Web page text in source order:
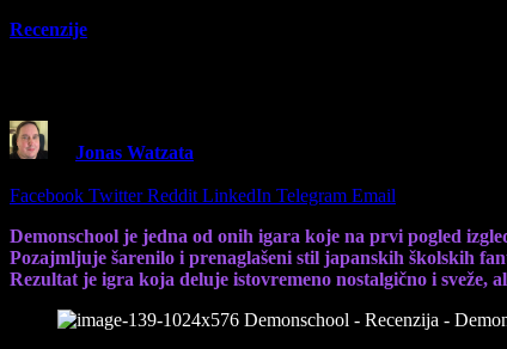
Recenzije
Jonas Watzata
Facebook Twitter Reddit LinkedIn Telegram Email
Demonschool je jedna od onih igara koje na prvi pogled
Pozajmljuje šarenilo i prenaglašeni stil japanskih školskih
Rezultat je igra koja deluje istovremeno nostalgično i